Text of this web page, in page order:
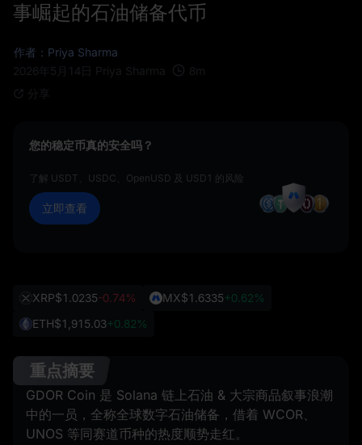
事崛起的石油储备代币
作者：Priya Sharma
2026年5月14日
Priya Sharma 8 m
分享
您的稳定币真的安全吗？
了解 USDT、USDC、OpenUSD 及 USD1 的风险
立即查看
XRP$1.0235-0.74% MX$1.6335+0.62%
ETH$1,915.03+0.82%
重点摘要
GDOR Coin 是 Solana 链上石油 & 大宗商品叙事浪潮
中的一员，全称全球数字石油储备，借着 WCOR、
UNOS 等同赛道币种的热度顺势走红。